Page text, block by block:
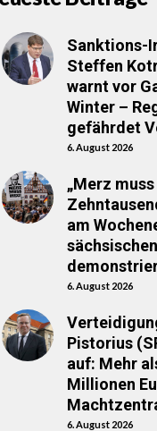
Sanktions-
Steffen
warnt vor
Winter –
gefährdet
6. August 2026
„Merz muss
am
6. August 2026
Pistorius
auf: Mehr
Millionen
6. August 2026